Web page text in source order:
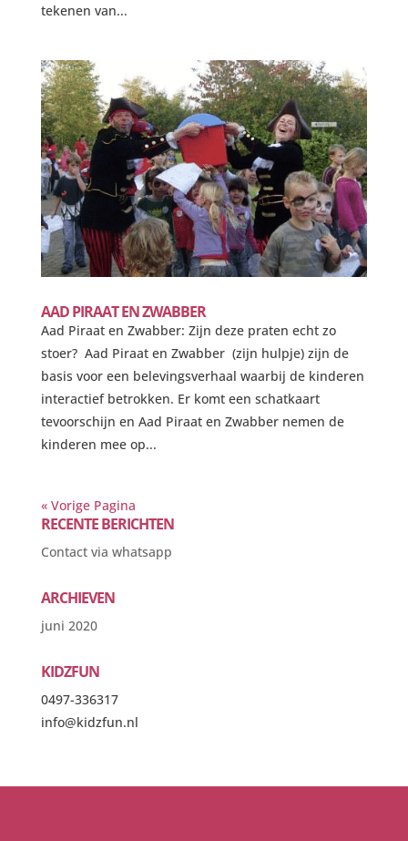
tekenen van...
AAD PIRAAT EN ZWABBER
Aad Piraat en Zwabber: Zijn deze praten echt zo
stoer? Aad Piraat en Zwabber (zijn hulpje) zijn de
basis voor een belevingsverhaal waarbij de kinderen
interactief betrokken. Er komt een schatkaart
tevoorschijn en Aad Piraat en Zwabber nemen de
kinderen mee op...
« Vorige Pagina
RECENTE BERICHTEN
Contact via whatsapp
ARCHIEVEN
juni 2020
KIDZFUN
0497-336317
info@kidzfun.nl